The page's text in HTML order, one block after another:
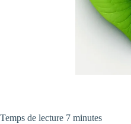
Temps de lecture 7 minutes